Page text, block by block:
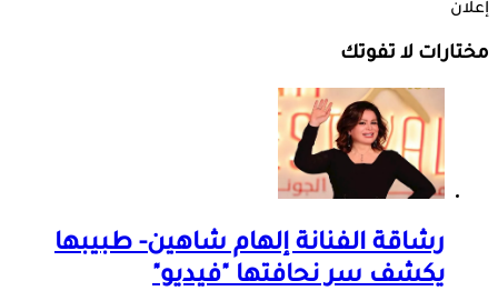
إعلان
مختارات لا تفوتك
رشاقة الفنانة إلهام شاهين- طبيبها
يكشف سر نحافتها "فيديو"